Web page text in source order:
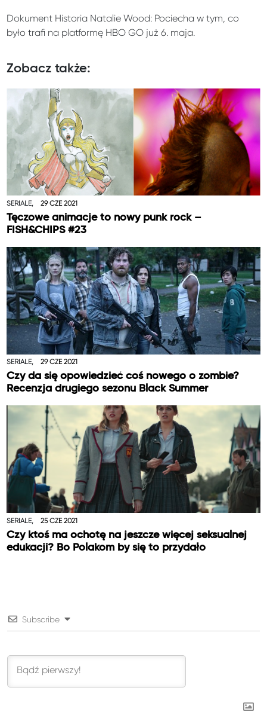
Dokument Historia Natalie Wood: Pociecha w tym, co
było trafi na platformę HBO GO już 6. maja.
Zobacz także:
SERIALE, 29 CZE 2021
Tęczowe animacje to nowy punk rock –
FISH&CHIPS #23
SERIALE, 29 CZE 2021
Czy da się opowiedzieć coś nowego o zombie?
Recenzja drugiego sezonu Black Summer
SERIALE, 25 CZE 2021
Czy ktoś ma ochotę na jeszcze więcej seksualnej
edukacji? Bo Polakom by się to przydało
Subscribe